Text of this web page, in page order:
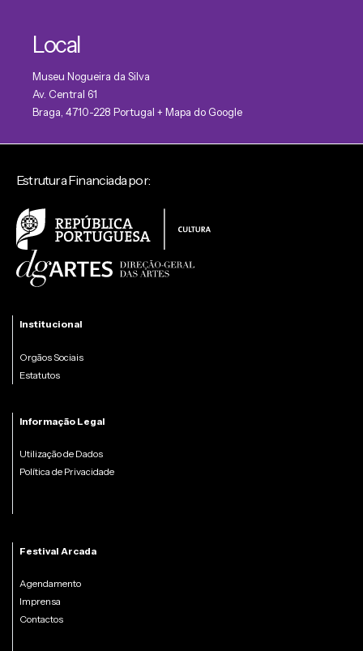
Local
Museu Nogueira da Silva
Av. Central 61
Braga 4710-228 Portugal + Mapa do Google
Estrutura Financiada por:
Institucional
Orgãos Sociais
Estatutos
Informação Legal
Utilização de Dados
Política de Privacidade
Festival Arcada
Agendamento
Imprensa
Contactos